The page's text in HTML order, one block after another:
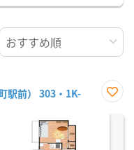
駅前） 303・1K-
に入